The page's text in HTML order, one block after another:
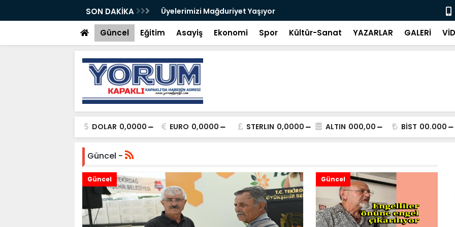
SON DAKİKA Üyelerimizi Mağduriyet Yaşıyor Görüntülü
Güncel Eğitim Asayiş Ekonomi Spor Kültür-Sanat YAZARLAR GALERİ
DOLAR 0,0000 EURO 0,0000 STERLIN 0,0000 ALTIN 000,00 BİST 00.000
Güncel -
Güncel Güncel